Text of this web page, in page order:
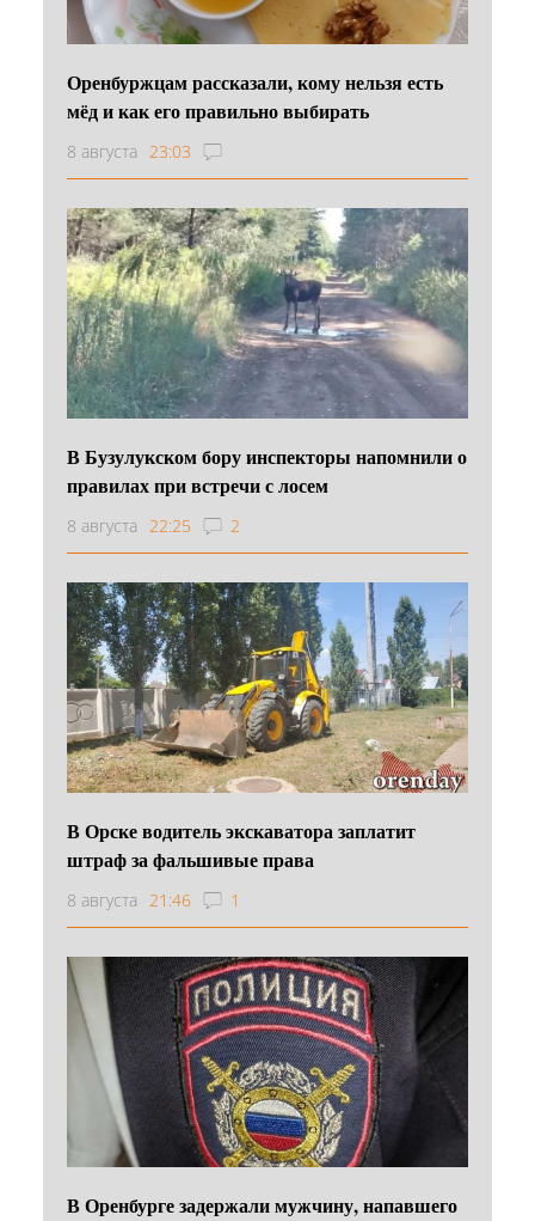
Оренбуржцам рассказали, кому нельзя есть
мёд и как его правильно выбирать
8 августа 23:03
В Бузулукском бору инспекторы напомнили о
правилах при встречи с лосем
8 августа 22:25 2
В Орске водитель экскаватора заплатит
штраф за фальшивые права
8 августа 21:46 1
В Оренбурге задержали мужчину, напавшего